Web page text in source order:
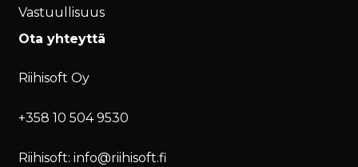
Vastuullisuus
Ota yhteyttä
Riihisoft Oy
+358 10 504 9530
Riihisoft: info@riihisoft.fi